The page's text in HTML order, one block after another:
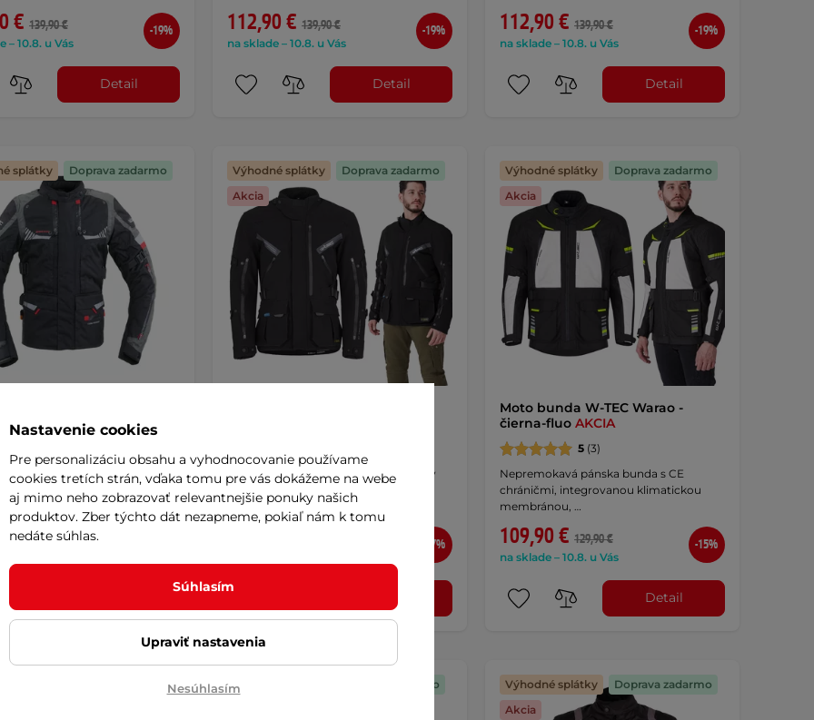
€ 139,90 €
– 10.8. u Vás
-19%
Detail
112,90 € 139,90 €
na sklade – 10.8. u Vás
-19%
Detail
112,90 € 139,90 €
na sklade – 10.8. u Vás
-19%
Detail
splátky
Doprava zadarmo
moto bunda W-TEC
Evo - Thunderstorm
5(2)
úrovne 2 na lakťoch a
2v1 klimatická vložka, veľké …
€ 319,90 €
– 10.8. u Vás
Výhodné splátky
Doprava zadarmo
Akcia
Trojvrstvová bunda, odolný a elastický
Ripstop, 100% waterproof -
nepremokavé …
-37%
Výhodné splátky
Doprava zadarmo
Akcia
Moto bunda W-TEC Warao -
čierna-fluo AKCIA
5(3)
Nepremokavá pánska bunda s CE
chráničmi, integrovanou klimatickou
membránou, …
109,90 € 129,90 €
na sklade – 10.8. u Vás
-15%
Detail
zadarmo
Výhodné splátky
Doprava zadarmo
Výhodné splátky
Doprava zadarmo
Akcia
Nastavenie cookies
Pre personalizáciu obsahu a vyhodnocovanie používame
cookies tretích strán, vďaka tomu pre vás dokážeme na webe
aj mimo neho zobrazovať relevantnejšie ponuky našich
produktov. Zber týchto dát nezapneme, pokiaľ nám k tomu
nedáte súhlas.
Súhlasím
Upraviť nastavenia
Nesúhlasím